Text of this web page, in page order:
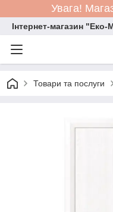
Увага!
Інтернет-магазин "Еко-
Товари та послуги